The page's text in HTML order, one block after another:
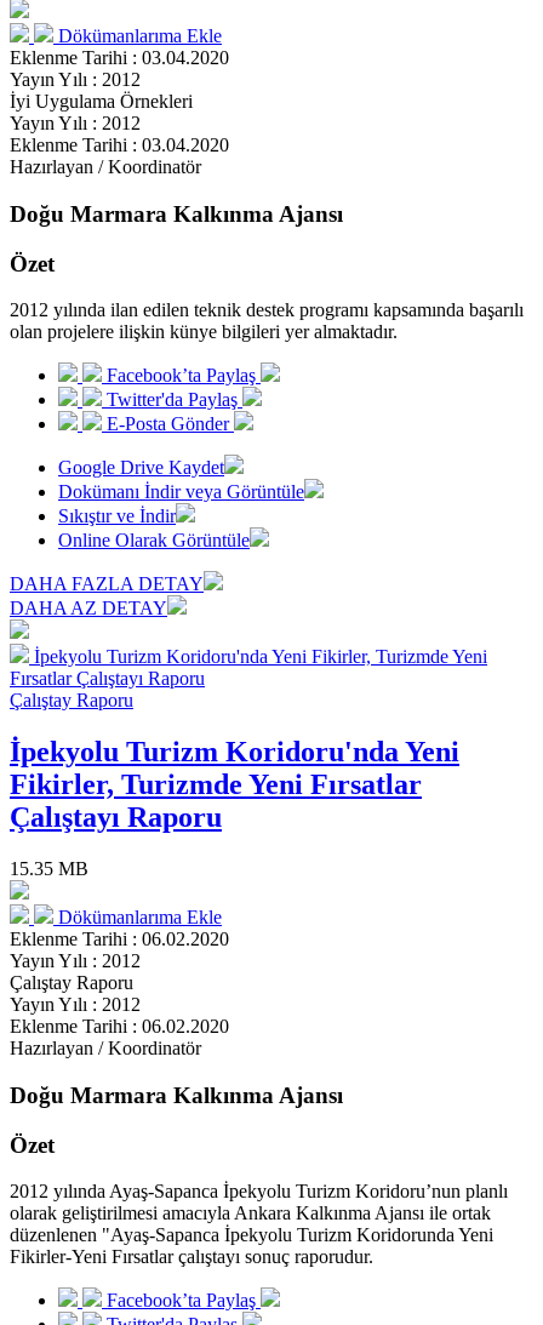
Dökümanlarıma Ekle
Eklenme Tarihi : 03.04.2020
Yayın Yılı : 2012
İyi Uygulama Örnekleri
Yayın Yılı : 2012
Eklenme Tarihi : 03.04.2020
Hazırlayan / Koordinatör
Doğu Marmara Kalkınma Ajansı
Özet
2012 yılında ilan edilen teknik destek programı kapsamında başarılı
olan projelere ilişkin künye bilgileri yer almaktadır.
Facebook’ta Paylaş
Twitter'da Paylaş
E-Posta Gönder
Google Drive Kaydet
Dokümanı İndir veya Görüntüle
Sıkıştır ve İndir
Online Olarak Görüntüle
DAHA FAZLA DETAY
DAHA AZ DETAY
İpekyolu Turizm Koridoru'nda Yeni Fikirler, Turizmde Yeni
Fırsatlar Çalıştayı Raporu
Çalıştay Raporu
İpekyolu Turizm Koridoru'nda Yeni
Fikirler, Turizmde Yeni Fırsatlar
Çalıştayı Raporu
15.35 MB
Dökümanlarıma Ekle
Eklenme Tarihi : 06.02.2020
Yayın Yılı : 2012
Çalıştay Raporu
Yayın Yılı : 2012
Eklenme Tarihi : 06.02.2020
Hazırlayan / Koordinatör
Doğu Marmara Kalkınma Ajansı
Özet
2012 yılında Ayaş-Sapanca İpekyolu Turizm Koridoru’nun planlı
olarak geliştirilmesi amacıyla Ankara Kalkınma Ajansı ile ortak
düzenlenen "Ayaş-Sapanca İpekyolu Turizm Koridorunda Yeni
Fikirler-Yeni Fırsatlar çalıştayı sonuç raporudur.
Facebook’ta Paylaş